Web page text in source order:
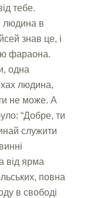
тебе.
людина в
знав це, і
фараона.
одна
людина,
не може. А
“Добре, ти
служити
від ярма
повна
в свободі